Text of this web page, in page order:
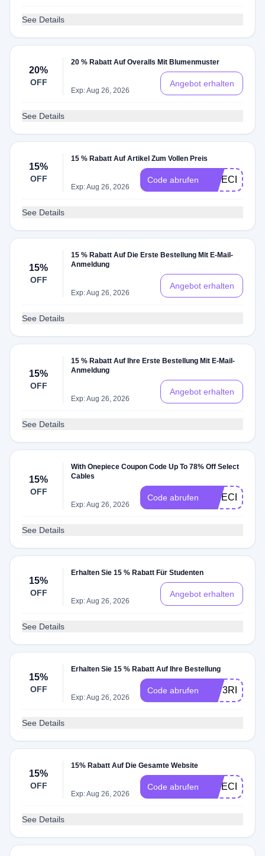
See Details
20%
OFF
20 % Rabatt Auf Overalls Mit Blumenmuster
Exp: Aug 26, 2026
Angebot erhalten
See Details
15%
OFF
15 % Rabatt Auf Artikel Zum Vollen Preis
Exp: Aug 26, 2026
Code abrufen EPIECE15
See Details
15%
OFF
15 % Rabatt Auf Die Erste Bestellung Mit E-Mail-
Anmeldung
Exp: Aug 26, 2026
Angebot erhalten
See Details
15%
OFF
15 % Rabatt Auf Ihre Erste Bestellung Mit E-Mail-
Anmeldung
Exp: Aug 26, 2026
Angebot erhalten
See Details
15%
OFF
With Onepiece Coupon Code Up To 78% Off Select
Cables
Exp: Aug 26, 2026
Code abrufen EPIECEOP15
See Details
15%
OFF
Erhalten Sie 15 % Rabatt Für Studenten
Exp: Aug 26, 2026
Angebot erhalten
See Details
15%
OFF
Erhalten Sie 15 % Rabatt Auf Ihre Bestellung
Exp: Aug 26, 2026
Code abrufen 8Z73RH11
See Details
15%
OFF
15% Rabatt Auf Die Gesamte Website
Exp: Aug 26, 2026
Code abrufen EPIECEOP15
See Details